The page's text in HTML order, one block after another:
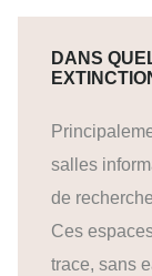
DANS
salles
de
Ces
trace, sans